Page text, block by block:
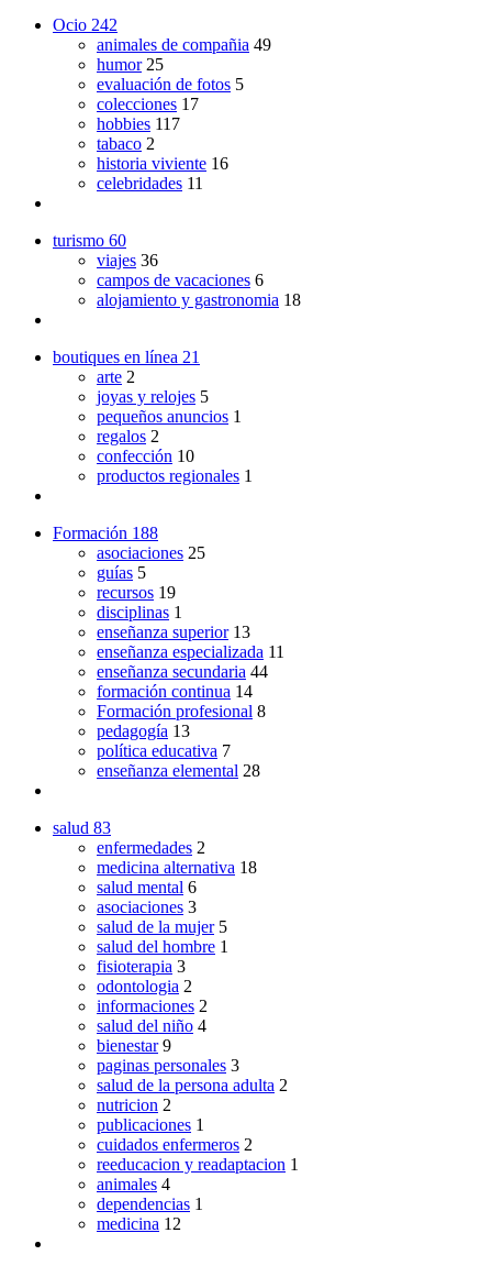
Ocio 242
animales de compañia 49
humor 25
evaluación de fotos 5
colecciones 17
hobbies 117
tabaco 2
historia viviente 16
celebridades 11
turismo 60
viajes 36
campos de vacaciones 6
alojamiento y gastronomia 18
boutiques en línea 21
arte 2
joyas y relojes 5
pequeños anuncios 1
regalos 2
confección 10
productos regionales 1
Formación 188
asociaciones 25
guías 5
recursos 19
disciplinas 1
enseñanza superior 13
enseñanza especializada 11
enseñanza secundaria 44
formación continua 14
Formación profesional 8
pedagogía 13
política educativa 7
enseñanza elemental 28
salud 83
enfermedades 2
medicina alternativa 18
salud mental 6
asociaciones 3
salud de la mujer 5
salud del hombre 1
fisioterapia 3
odontologia 2
informaciones 2
salud del niño 4
bienestar 9
paginas personales 3
salud de la persona adulta 2
nutricion 2
publicaciones 1
cuidados enfermeros 2
reeducacion y readaptacion 1
animales 4
dependencias 1
medicina 12